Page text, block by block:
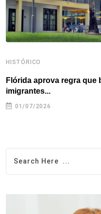
HISTÓRICO
Flórida aprova regra que
imigrantes...
01/07/2026